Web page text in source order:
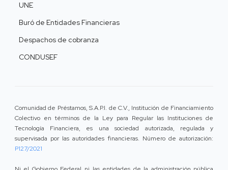
UNE
Buró de Entidades Financieras
Despachos de cobranza
CONDUSEF
Comunidad de Préstamos, S.A.P.I. de C.V., Institución de Financiamiento
Colectivo en términos de la Ley para Regular las Instituciones de
Tecnología Financiera, es una sociedad autorizada, regulada y
supervisada por las autoridades financieras. Número de autorización:
P127/2021